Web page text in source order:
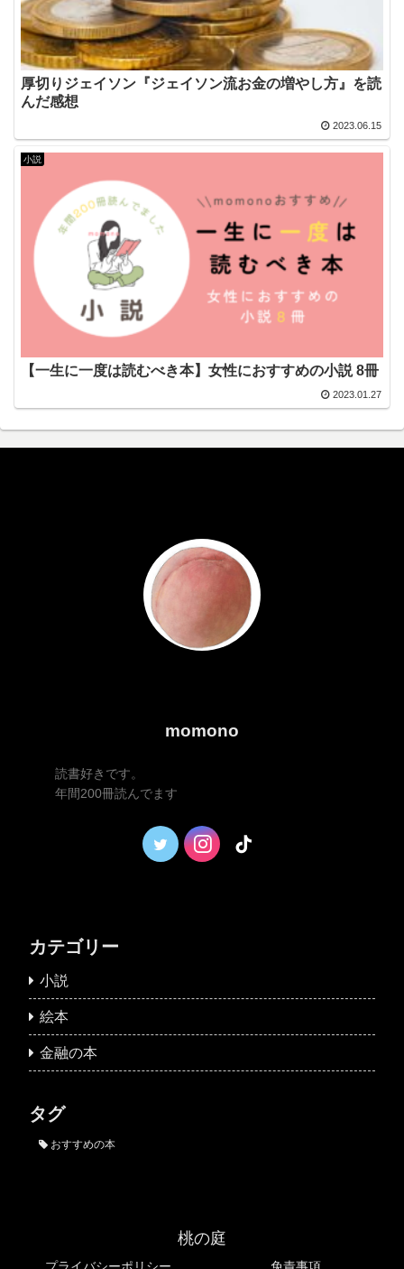
厚切りジェイソン『ジェイソン流お金の増やし方』を読
んだ感想
2023.06.15
小説
【一生に一度は読むべき本】女性におすすめの小説 8冊
2023.01.27
momono
読書好きです。
年間200冊読んでます
カテゴリー
小説
絵本
金融の本
タグ
おすすめの本
桃の庭